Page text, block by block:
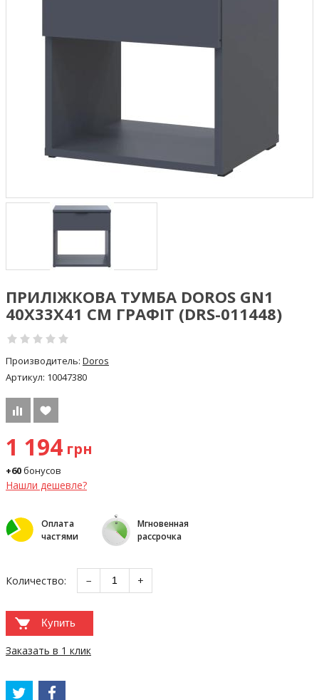
ПРИЛІЖКОВА ТУМБА DOROS GN1
40Х33Х41 СМ ГРАФІТ (DRS-011448)
Производитель: Doros
Артикул: 10047380
1 194 грн
+60бонусов
Нашли дешевле?
Оплата
частями
Мгновенная
рассрочка
Количество: − +
Купить
Заказать в 1 клик